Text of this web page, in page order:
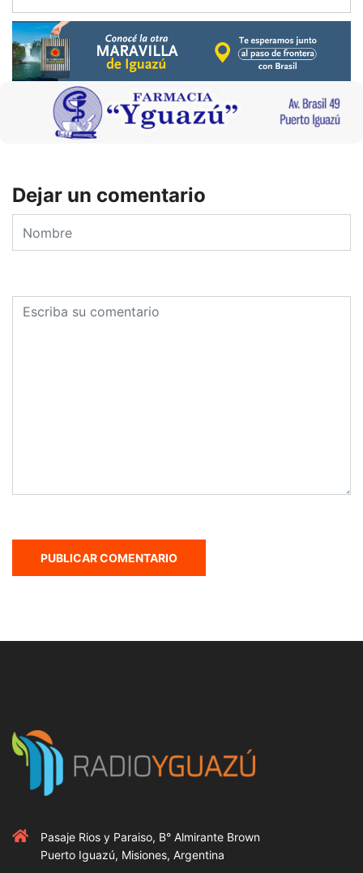
Dejar un comentario
Pasaje Rios y Paraiso, B° Almirante Brown
Puerto Iguazú, Misiones, Argentina